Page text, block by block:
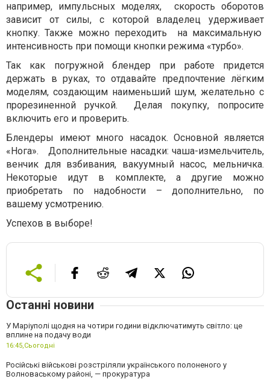
например, импульсных моделях, скорость оборотов
зависит от силы, с которой владелец удерживает
кнопку. Также можно переходить на максимальную
интенсивность при помощи кнопки режима «турбо».
Так как погружной блендер при работе придется
держать в руках, то отдавайте предпочтение лёгким
моделям, создающим наименьший шум, желательно с
прорезиненной ручкой. Делая покупку, попросите
включить его и проверить.
Блендеры имеют много насадок. Основной является
«Нога». Дополнительные насадки: чаша-измельчитель,
венчик для взбивания, вакуумный насос, мельничка.
Некоторые идут в комплекте, а другие можно
приобретать по надобности – дополнительно, по
вашему усмотрению.
Успехов в выборе!
Останні новини
У Маріуполі щодня на чотири години відключатимуть світло: це
вплине на подачу води
16:45,Сьогодні
Російські військові розстріляли українського полоненого у
Волноваському районі, — прокуратура